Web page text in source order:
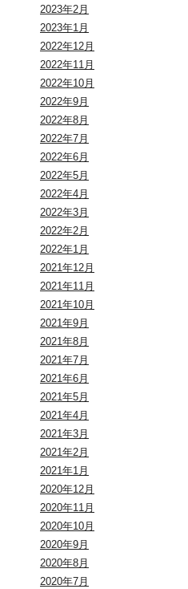
2023年2月
2023年1月
2022年12月
2022年11月
2022年10月
2022年9月
2022年8月
2022年7月
2022年6月
2022年5月
2022年4月
2022年3月
2022年2月
2022年1月
2021年12月
2021年11月
2021年10月
2021年9月
2021年8月
2021年7月
2021年6月
2021年5月
2021年4月
2021年3月
2021年2月
2021年1月
2020年12月
2020年11月
2020年10月
2020年9月
2020年8月
2020年7月